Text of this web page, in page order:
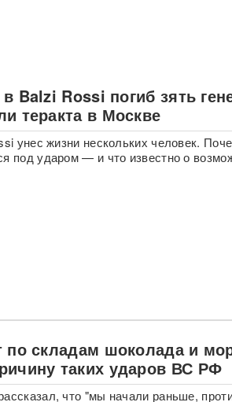
Balzi Rossi погиб зять
теракта в Москве
унес жизни нескольких человек.
под ударом — и что известно о
по складам шоколада и
таких ударов ВС РФ
что "мы начали раньше,